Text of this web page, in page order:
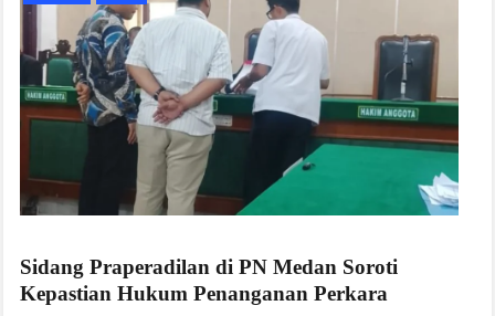
Sidang Praperadilan di PN Medan Soroti
Kepastian Hukum Penanganan Perkara